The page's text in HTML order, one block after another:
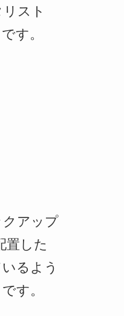
スト
す。
アップ
置した
るよう
す。